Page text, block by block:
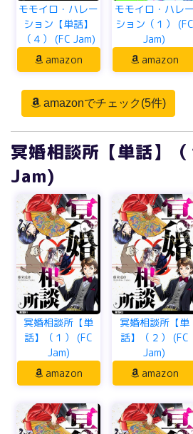
モモイロ・ハレー
ション【単話】
（４） (FC Jam)
amazon
モモイロ・ハレー
ション（１） (FC
Jam)
amazon
amazonでチェック(5件)
冥婚相談所【単話】
Jam)
冥婚相談所【単
話】（１） (FC
Jam)
amazon
冥婚相談所【単
話】（２） (FC
Jam)
amazon